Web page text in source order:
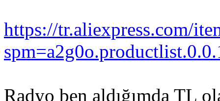
https://tr.aliexpress.com/
Radyo ben aldığımda TL